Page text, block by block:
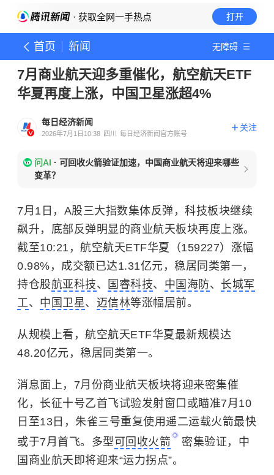
· 获取全网一手热点 打开
首页 新闻 无障碍
7月商业航天迎多重催化，航空航天ETF
华夏再度上涨，中国卫星涨超4%
每日经济新闻
2026年7月1日10:38 四川 每日经济新闻官方账号
关注
问AI · 可回收火箭验证加速，中国商业航天将迎来哪些
变革？
7月1日，A股三大指数集体反弹，科技板块继续
飙升，底部反弹明显的商业航天板块再度上涨。
截至10:21，航空航天ETF华夏（159227）涨幅
0.98%，成交额已达1.31亿元，稳居同类第一，
持仓股航亚科技、 国睿科技、 中国海防、 长城军
工、 中国卫星、 迈信林等涨幅居前。
从规模上看，航空航天ETF华夏最新规模达
48.20亿元，稳居同类第一。
消息面上，7月份商业航天板块将迎来密集催
化，长征十号乙首飞试验发射窗口或瞄准7月10
日至13日，朱雀三号重复使用遥二运载火箭最快
或于7月首飞。多型 可回收火箭
密集验证，中
国商业航天即将迎来“运力拐点”。